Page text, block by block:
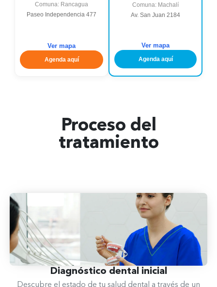
Comuna: Rancagua
Paseo Independencia 477
Ver mapa
Agenda aquí
Comuna: Machalí
Av. San Juan 2184
Ver mapa
Agenda aquí
Proceso del
tratamiento
Diagnóstico dental​ inicial
Descubre el estado de tu salud dental a través de un